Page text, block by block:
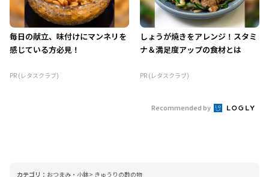
毎日の献立、味付けにマンネリを
感じている方必見！
PR (レタスクラブ)
しょうが焼きをアレンジ！スタミ
ナ＆満足度アップの食材とは
PR (レタスクラブ)
Recommended by
カテゴリ： おつまみ・小鉢
きゅうりの酢の物